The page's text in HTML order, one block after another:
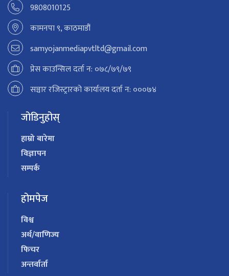
9808010125
कामनपा ९, काठमाडौं
samyojanmediapvtltd@gmail.com
प्रेस काउन्सिल दर्ता न: ०७८/७९/७९
सञ्चार रजिस्ट्रारको कार्यालय दर्ता न: ०००७४
जोडिनुहोस्
हाम्रो बारेमा
विज्ञापन
सम्पर्क
होमपेज
विश्व
अर्थ/वाणिज्य
फिचर
अन्तर्वार्ता